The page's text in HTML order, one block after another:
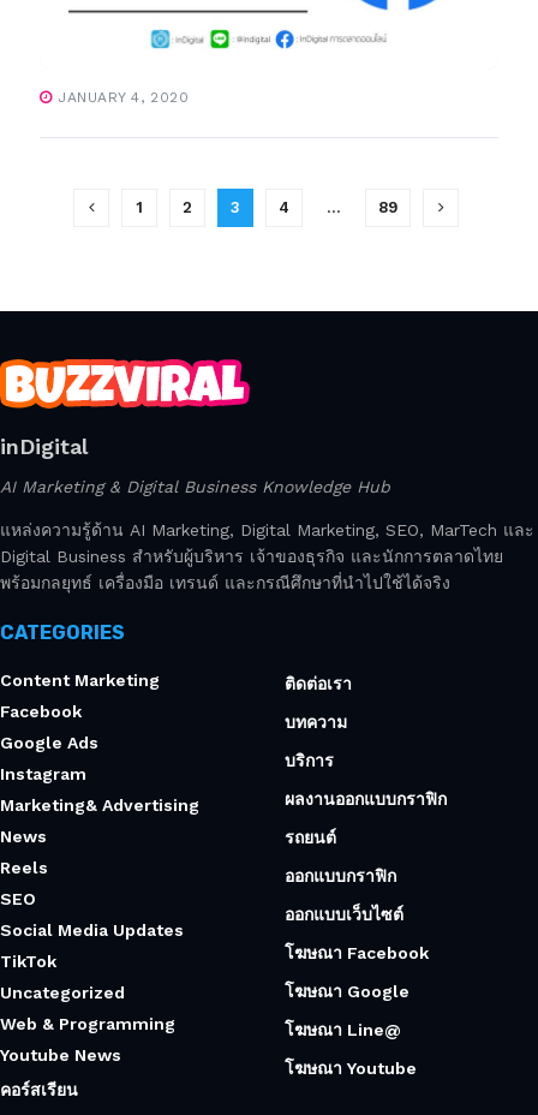
JANUARY 4, 2020
1 2 3 4 … 89
inDigital
AI Marketing & Digital Business Knowledge Hub
แหล่งความรู้ด้าน AI Marketing, Digital Marketing, SEO, MarTech และ
Digital Business สำหรับผู้บริหาร เจ้าของธุรกิจ และนักการตลาดไทย
พร้อมกลยุทธ์ เครื่องมือ เทรนด์ และกรณีศึกษาที่นำไปใช้ได้จริง
CATEGORIES
Content Marketing
Facebook
Google Ads
Instagram
Marketing& Advertising
News
Reels
SEO
Social Media Updates
TikTok
Uncategorized
Web & Programming
Youtube News
คอร์สเรียน
ติดต่อเรา
บทความ
บริการ
ผลงานออกแบบกราฟิก
รถยนต์
ออกแบบกราฟิก
ออกแบบเว็บไซต์
โฆษณา Facebook
โฆษณา Google
โฆษณา Line@
โฆษณา Youtube